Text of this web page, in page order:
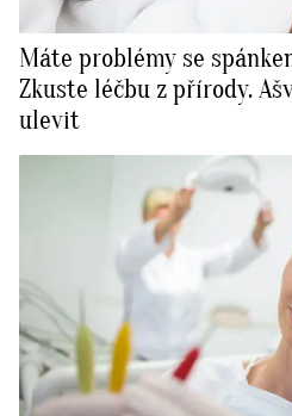
Máte problémy se
Zkuste léčbu z přírody.
ulevit